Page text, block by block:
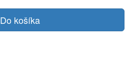
Do košíka